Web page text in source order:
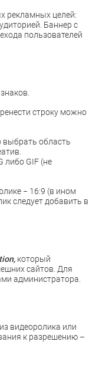
рекламных целей:
Баннер с
пользователей
строку можно
выбрать область
либо GIF (не
− 16:9 (в ином
следует добавить в
который
сайтов. Для
администратора.
видеоролика или
к разрешению –